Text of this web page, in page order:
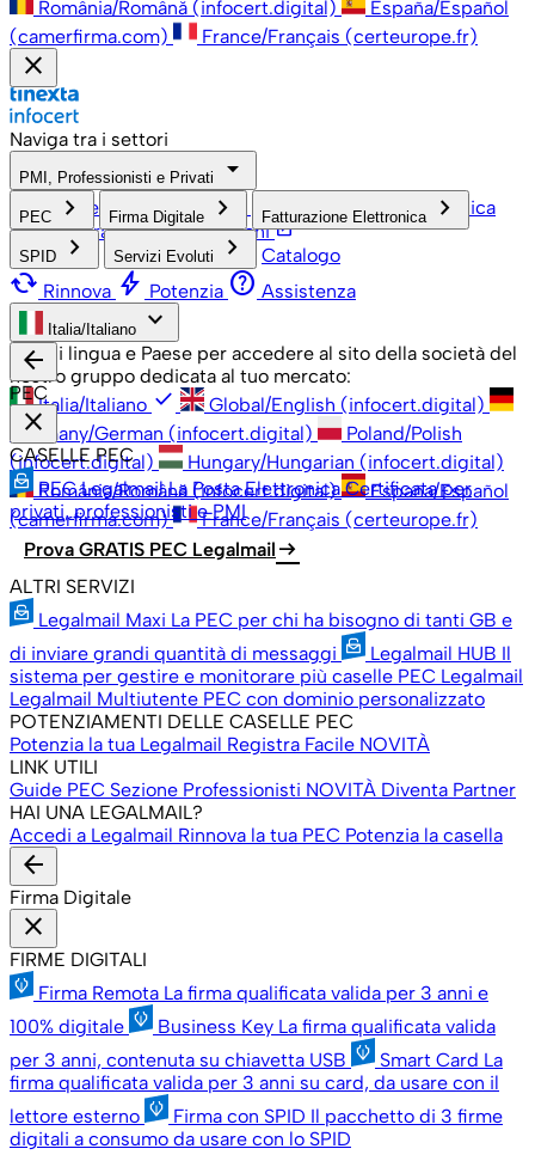
România/Română (infocert.digital)
España/Español
(camerfirma.com)
France/Français (certeurope.fr)
close
Naviga tra i settori
PMI, Professionisti e Privati arrow_drop_down
PMI, Professionisti e Privati check Grandi Aziende
Pubblica
Amministrazione Associazioni open_in_new
PEC keyboard_arrow_right Firma Digitale keyboard_arrow_right Fatturazione Elettronica keyboard_arrow_right
SPID keyboard_arrow_right Servizi Evoluti keyboard_arrow_right Catalogo
cached Rinnova bolt Potenzia help Assistenza
Italia/Italiano keyboard_arrow_down
Scegli lingua e Paese per accedere al sito della società del
nostro gruppo dedicata al tuo mercato:
Italia/Italiano check
Global/English (infocert.digital)
Germany/German (infocert.digital)
Poland/Polish
(infocert.digital)
Hungary/Hungarian (infocert.digital)
România/Română (infocert.digital)
España/Español
(camerfirma.com)
France/Français (certeurope.fr)
arrow_back
PEC
close
CASELLE PEC
PEC Legalmail La Posta Elettronica Certificata per
privati, professionisti e PMI
Prova GRATIS PEC Legalmail arrow_right_alt
ALTRI SERVIZI
Legalmail Maxi La PEC per chi ha bisogno di tanti GB e
di inviare grandi quantità di messaggi
Legalmail HUB Il
sistema per gestire e monitorare più caselle PEC Legalmail
Legalmail Multiutente PEC con dominio personalizzato
POTENZIAMENTI DELLE CASELLE PEC
Potenzia la tua Legalmail Registra Facile NOVITÀ
LINK UTILI
Guide PEC Sezione Professionisti NOVITÀ Diventa Partner
HAI UNA LEGALMAIL?
Accedi a Legalmail Rinnova la tua PEC Potenzia la casella
arrow_back
Firma Digitale
close
FIRME DIGITALI
Firma Remota La firma qualificata valida per 3 anni e
100% digitale
Business Key La firma qualificata valida
per 3 anni, contenuta su chiavetta USB
Smart Card La
firma qualificata valida per 3 anni su card, da usare con il
lettore esterno
Firma con SPID Il pacchetto di 3 firme
digitali a consumo da usare con lo SPID